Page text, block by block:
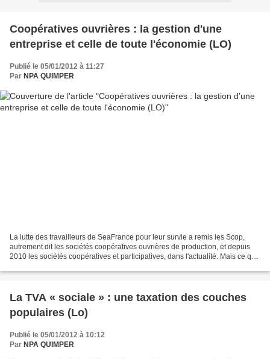
Coopératives ouvrières : la gestion d'une
entreprise et celle de toute l'économie (LO)
Publié le 05/01/2012 à 11:27
Par NPA QUIMPER
La lutte des travailleurs de SeaFrance pour leur survie a remis les Scop,
autrement dit les sociétés coopératives ouvrières de production, et depuis
2010 les sociétés coopératives et participatives, dans l'actualité. Mais ce que
La TVA « sociale » : une taxation des couches
populaires (Lo)
Publié le 05/01/2012 à 10:12
Par NPA QUIMPER